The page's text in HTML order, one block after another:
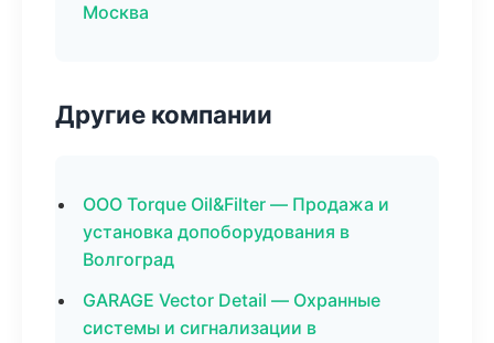
Москва
Другие компании
ООО Torque Oil&Filter — Продажа и
установка допоборудования в
Волгоград
GARAGE Vector Detail — Охранные
системы и сигнализации в